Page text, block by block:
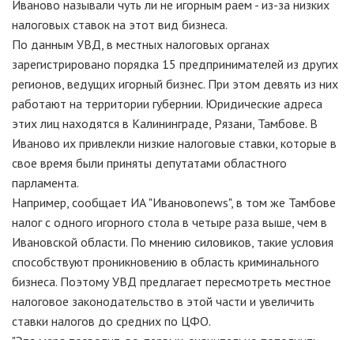
Иваново называли чуть ли не игорным раем - из-за низких
налоговых ставок на этот вид бизнеса.
По данным УВД, в местных налоговых органах
зарегистрировано порядка 15 предпринимателей из других
регионов, ведущих игорный бизнес. При этом девять из них
работают на территории губернии. Юридические адреса
этих лиц находятся в Калининграде, Рязани, Тамбове. В
Иваново их привлекли низкие налоговые ставки, которые в
свое время были приняты депутатами областного
парламента.
Например, сообщает ИА "Ивановоnews", в том же Тамбове
налог с одного игорного стола в четыре раза выше, чем в
Ивановской области. По мнению силовиков, такие условия
способствуют проникновению в область криминального
бизнеса. Поэтому УВД предлагает пересмотреть местное
налоговое законодательство в этой части и увеличить
ставки налогов до средних по ЦФО.